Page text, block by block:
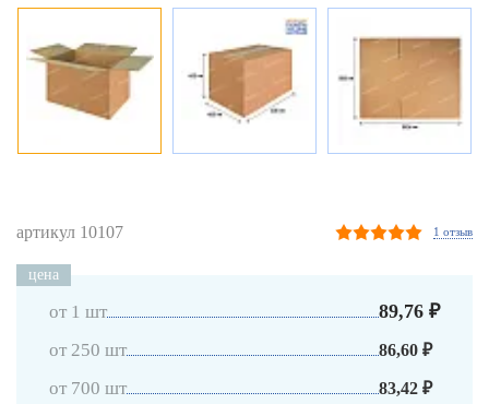
артикул 10107 1 отзыв
цена
от 1 шт 89,76 ₽
от 250 шт 86,60 ₽
от 700 шт 83,42 ₽